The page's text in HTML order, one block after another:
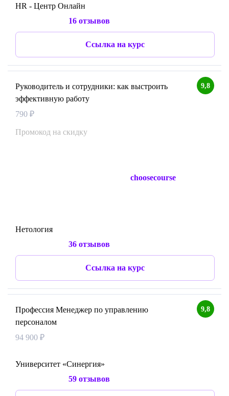
HR - Центр Онлайн
16 отзывов
Ссылка на курс
9,8
Руководитель и сотрудники: как выстроить
эффективную работу
790 ₽
Промокод на скидку
choosecourse
Нетология
36 отзывов
Ссылка на курс
9,8
Профессия Менеджер по управлению
персоналом
94 900 ₽
Университет «Синергия»
59 отзывов